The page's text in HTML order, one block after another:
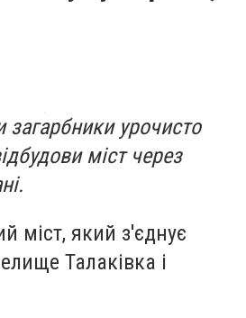
урочисто
міст через
міст, який з'єднує
Талаківка і